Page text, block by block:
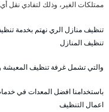
ممتلكات الغير، وذلك لتفادي نقل
تنظيف منازل الري نهتم بخدمة
تنظيف المنازل
والتي تشمل غرفة تنظيف المعيشة
باستخدامنا افضل المعدات في
اعمال التنظيف